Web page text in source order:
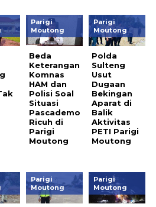
Parigi
Moutong
Beda
Keterangan
Komnas
HAM dan
Polisi Soal
Situasi
Pascademo
Ricuh di
Parigi
Moutong
Parigi
Moutong
Polda
Sulteng
Usut
Dugaan
Bekingan
Aparat di
Balik
Aktivitas
PETI Parigi
Moutong
Parigi
Moutong
Parigi
Moutong